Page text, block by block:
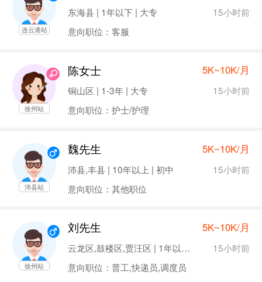
连云港站
东海县 | 1年以下 | 大专
15小时前
意向职位：客服
徐州站
陈女士 5K~10K/月
铜山区 | 1-3年 | 大专
15小时前
意向职位：护士/护理
沛县站
魏先生 5K~10K/月
沛县,丰县 | 10年以上 | 初中
15小时前
意向职位：其他职位
徐州站
刘先生 5K~10K/月
云龙区,鼓楼区,贾汪区 | 1年以下 | 大专
15小时前
意向职位：普工,快递员,调度员